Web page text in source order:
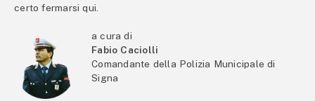
certo fermarsi qui.
a cura di
Fabio Caciolli
Comandante della Polizia Municipale di
Signa